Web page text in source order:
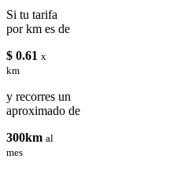
Si tu tarifa
por km es de
$ 0.61 x
km
y recorres un
aproximado de
300km al
mes